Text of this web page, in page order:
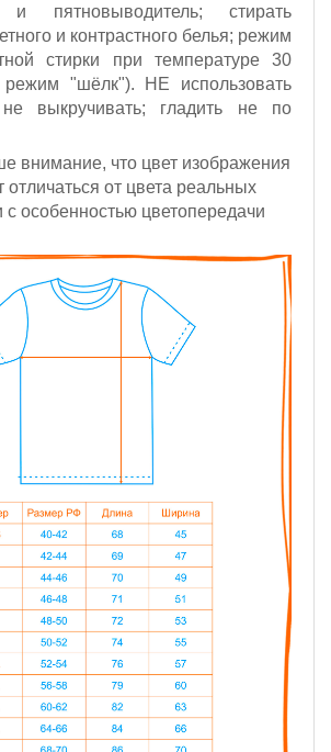
и пятновыводитель; стирать
и контрастного белья; режим
стирки при температуре 30
режим "шёлк"). НЕ использовать
не выкручивать; гладить не по
внимание, что цвет изображения
отличаться от цвета реальных
с особенностью цветопередачи